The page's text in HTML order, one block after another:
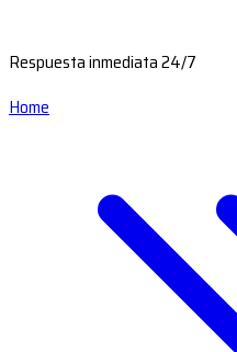
Respuesta inmediata 24/7
Home